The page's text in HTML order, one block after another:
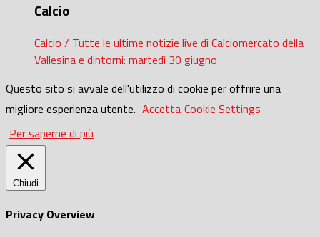
Calcio
Calcio / Tutte le ultime notizie live di Calciomercato della
Vallesina e dintorni: martedì 30 giugno
Questo sito si avvale dell'utilizzo di cookie per offrire una
migliore esperienza utente. Accetta Cookie Settings
Per saperne di più
Chiudi
Privacy Overview